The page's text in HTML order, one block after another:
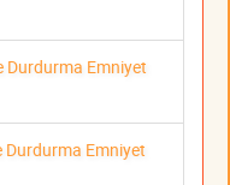
Durdurma Emniyet
Durdurma Emniyet